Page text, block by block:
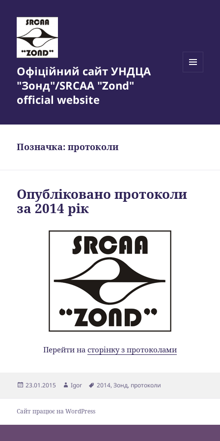
Офіційний сайт УНДЦА
"Зонд"/SRCAA "Zond"
official website
Позначка:протоколи
Опубліковано протоколи
за 2014 рік
Перейти на сторінку з протоколами
Опубліковано
23.01.2015 Автор
Igor Позначки
2014,Зонд, протоколи
Сайт працює на WordPress